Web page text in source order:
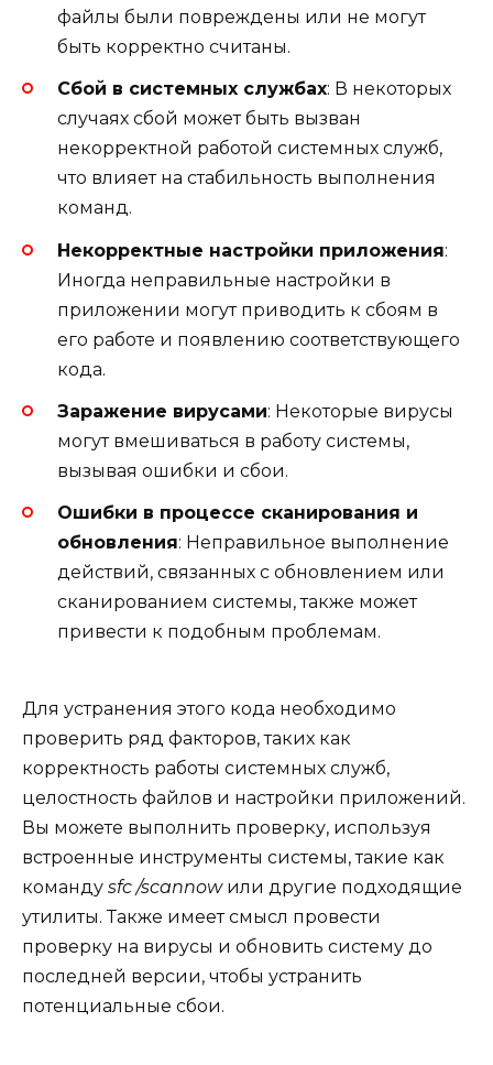
файлы были повреждены или не могут
быть корректно считаны.
Сбой в системных службах: В некоторых
случаях сбой может быть вызван
некорректной работой системных служб,
что влияет на стабильность выполнения
команд.
Некорректные настройки приложения:
Иногда неправильные настройки в
приложении могут приводить к сбоям в
его работе и появлению соответствующего
кода.
Заражение вирусами: Некоторые вирусы
могут вмешиваться в работу системы,
вызывая ошибки и сбои.
Ошибки в процессе сканирования и
обновления: Неправильное выполнение
действий, связанных с обновлением или
сканированием системы, также может
привести к подобным проблемам.
Для устранения этого кода необходимо
проверить ряд факторов, таких как
корректность работы системных служб,
целостность файлов и настройки приложений.
Вы можете выполнить проверку, используя
встроенные инструменты системы, такие как
команду sfc /scannowили другие подходящие
утилиты. Также имеет смысл провести
проверку на вирусы и обновить систему до
последней версии, чтобы устранить
потенциальные сбои.